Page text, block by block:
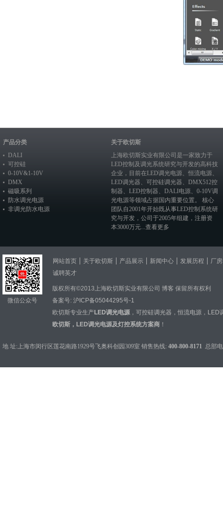
产品分类
DALI
可控硅
0-10V&1-10V
DMX
磁吸系列
防水调光电源
非调光防水电源
关于欧切斯
上海欧切斯实业有限公司是一家致力于
LED控制及调光系统研究与开发的高科技
企业，目前在LED调光电源、恒流电源、
LED调光器、 可控硅调光器、 DMX512控
制器、 LED控制器、 DALI电源、 0-10V调
光电源等领域占据国内重要位置。 核心
团队自2001年开始既从事LED控制系统研
究与开发，公司于2005年组建，注册资
本3000万元...查看更多
微信公众号
网站首页 关于欧切斯 产品展示 新闻中心 发展历程
厂
诚聘英才
版权所有©2013上海欧切斯实业有限公司 博客 保留所有权利
备案号: 沪ICP备05044295号-1
欧切斯专业生产LED调光电源 ， 可控硅调光器 ， 恒流电源 ， LED
欧切斯，LED调光电源及灯控系统方案商 ！
地 址:上海市闵行区莲花南路1929号飞奥科创园309室 销售热线: 400-800-8171 总部